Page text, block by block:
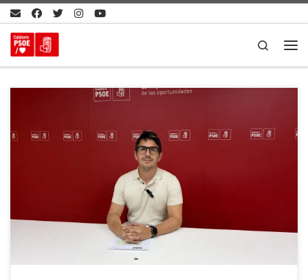
Saltar al contenido
Search
La interventora del Ayuntamiento señala que exigir 5 años de
empadronamiento “puede incidir sobre el principio de igualdad”,
vulnerando la Constitución Española. El PSOE presentará un recurso
contra las bases de estas ayudas para flexibilizarlas y que alcancen
a un mayor número de personas hasta agotar el presupuesto.